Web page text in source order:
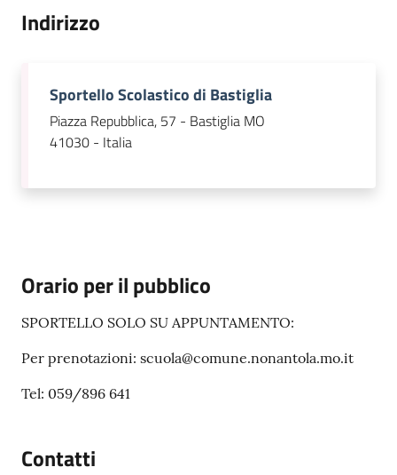
Indirizzo
Sportello Scolastico di Bastiglia
Piazza Repubblica, 57 - Bastiglia MO
41030 - Italia
Orario per il pubblico
SPORTELLO SOLO SU APPUNTAMENTO:
Per prenotazioni: scuola@comune.nonantola.mo.it
Tel: 059/896 641
Contatti